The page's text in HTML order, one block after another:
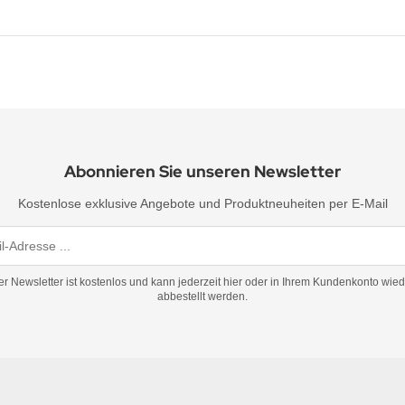
Abonnieren Sie unseren Newsletter
Kostenlose exklusive Angebote und Produktneuheiten per E-Mail
Newsletter ist kostenlos und kann jederzeit hier oder in Ihrem Kundenkonto
abbestellt werden.